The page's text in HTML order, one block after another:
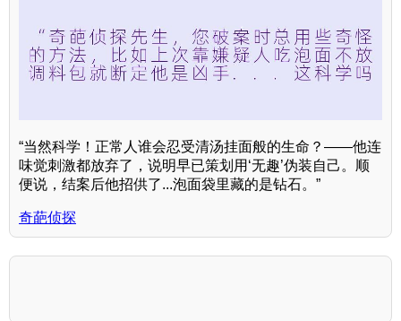
“当然科学！正常人谁会忍受清汤挂面般的生命？——他连
味觉刺激都放弃了，说明早已策划用‘无趣’伪装自己。顺
便说，结案后他招供了...泡面袋里藏的是钻石。”
奇葩侦探